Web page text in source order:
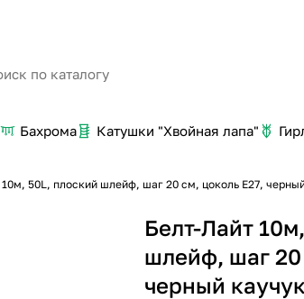
Бахрома Катушки "Хвойная лапа"
50L, плоский шлейф, шаг 20 см, цоколь E27,
Белт-Лайт
шлейф, шаг 20
черный каучук